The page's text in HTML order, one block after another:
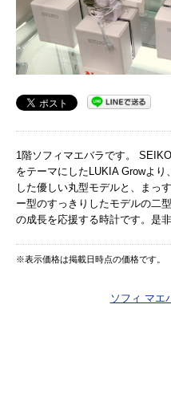
1階ソフィマエバラです。
をテーマにしたLUKIA Growよ
した優しい丸型モデルと、まっ
ー型のすっきりしたモデルの二
の成長を応援する時計です。是
※表示価格は掲載日時点の価格です。
ソフィ マエ